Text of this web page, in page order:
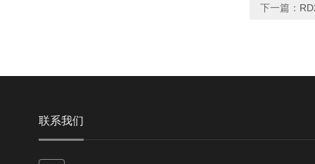
下一篇：
联系我们